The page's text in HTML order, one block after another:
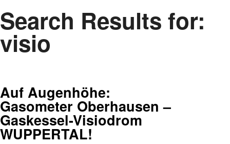
Search Results for:
visio
Auf Augenhöhe:
Gasometer Oberhausen –
Gaskessel-Visiodrom
WUPPERTAL!